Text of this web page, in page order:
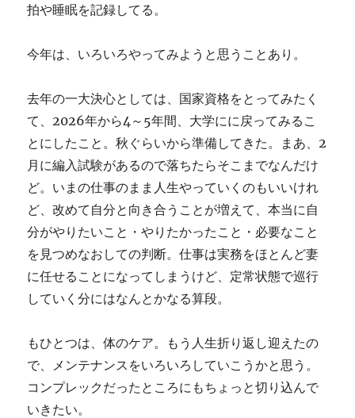
拍や睡眠を記録してる。
今年は、いろいろやってみようと思うことあり。
去年の一大決心としては、国家資格をとってみたく
て、2026年から4～5年間、大学にに戻ってみるこ
とにしたこと。秋ぐらいから準備してきた。まあ、2
月に編入試験があるので落ちたらそこまでなんだけ
ど。いまの仕事のまま人生やっていくのもいいけれ
ど、改めて自分と向き合うことが増えて、本当に自
分がやりたいこと・やりたかったこと・必要なこと
を見つめなおしての判断。仕事は実務をほとんど妻
に任せることになってしまうけど、定常状態で巡行
していく分にはなんとかなる算段。
もひとつは、体のケア。もう人生折り返し迎えたの
で、メンテナンスをいろいろしていこうかと思う。
コンプレックだったところにもちょっと切り込んで
いきたい。